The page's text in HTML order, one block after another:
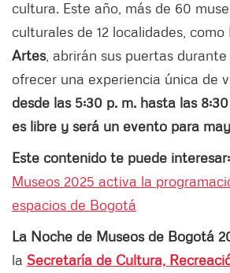
cultura. Este año, más de 60
culturales de 12 localidades, como
Artes, abrirán sus puertas
ofrecer una experiencia única de
desde las 5:30 p. m. hasta las
es libre y será un evento para
Este contenido te puede interesar:
Museos 2025 activa la
espacios de Bogotá
La Noche de Museos de Bogotá
la Secretaría de Cultura,